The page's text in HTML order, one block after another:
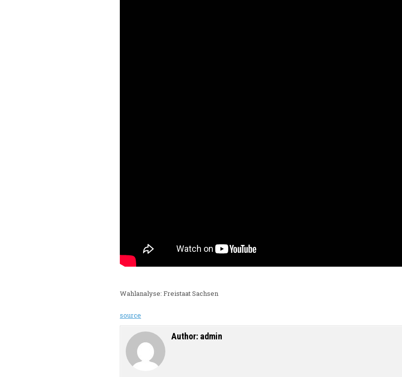
Wahlanalyse: Freistaat Sachsen
source
Author: admin